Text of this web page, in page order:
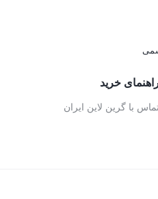
خرید
با گرین لاین ایران